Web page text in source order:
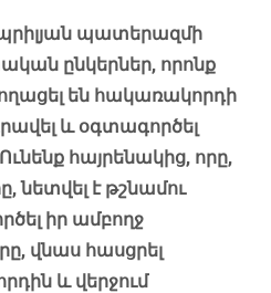
պատերազմի
ընկերներ, որոնք
են հակառակորդի
և օգտագործել
հայրենակից, որը,
նետվել է թշնամու
իր ամբողջ
վնաս հասցրել
և վերջում